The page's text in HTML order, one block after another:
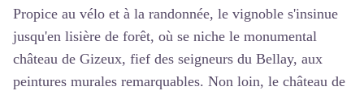
Propice au vélo et à la randonnée, le vignoble s'insinue
jusqu'en lisière de forêt, où se niche le monumental
château de Gizeux, fief des seigneurs du Bellay, aux
peintures murales remarquables. Non loin, le château de